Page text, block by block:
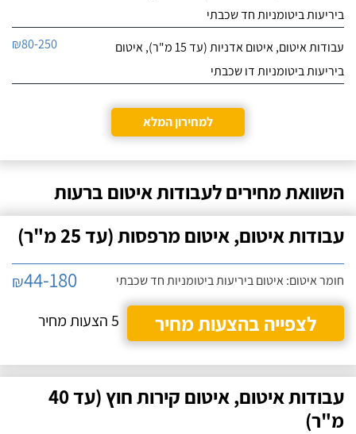
ביריעות ביטומניות חד שכבתי
עבודות איטום, איטום אדניות (עד 15 מ"ר), איטום
ביריעות ביטומניות דו שכבתי
₪80-250
למחירון המלא
השוואת מחירים לעבודות איטום ברעות
עבודות איטום, איטום מרפסות (עד 25 מ"ר)
חומר איטום: איטום ביריעות ביטומניות חד שכבתי ₪44-180
לצפייה בהצעות מחיר
5 הצעות מחיר
עבודות איטום, איטום קירות חוץ (עד 40
מ"ר)